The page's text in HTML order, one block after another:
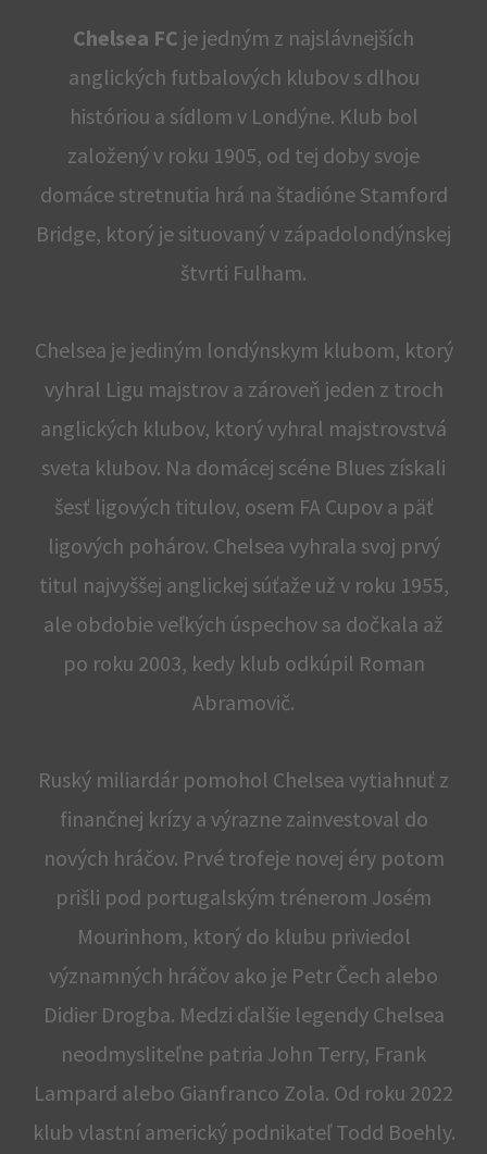
Chelsea FC je jedným z najslávnejších
anglických futbalových klubov s dlhou
históriou a sídlom v Londýne. Klub bol
založený v roku 1905, od tej doby svoje
domáce stretnutia hrá na štadióne Stamford
Bridge, ktorý je situovaný v západolondýnskej
štvrti Fulham.
Chelsea je jediným londýnskym klubom, ktorý
vyhral Ligu majstrov a zároveň jeden z troch
anglických klubov, ktorý vyhral majstrovstvá
sveta klubov. Na domácej scéne Blues získali
šesť ligových titulov, osem FA Cupov a päť
ligových pohárov. Chelsea vyhrala svoj prvý
titul najvyššej anglickej súťaže už v roku 1955,
ale obdobie veľkých úspechov sa dočkala až
po roku 2003, kedy klub odkúpil Roman
Abramovič.
Ruský miliardár pomohol Chelsea vytiahnuť z
finančnej krízy a výrazne zainvestoval do
nových hráčov. Prvé trofeje novej éry potom
prišli pod portugalským trénerom Josém
Mourinhom, ktorý do klubu priviedol
významných hráčov ako je Petr Čech alebo
Didier Drogba. Medzi ďalšie legendy Chelsea
neodmysliteľne patria John Terry, Frank
Lampard alebo Gianfranco Zola. Od roku 2022
klub vlastní americký podnikateľ Todd Boehly.